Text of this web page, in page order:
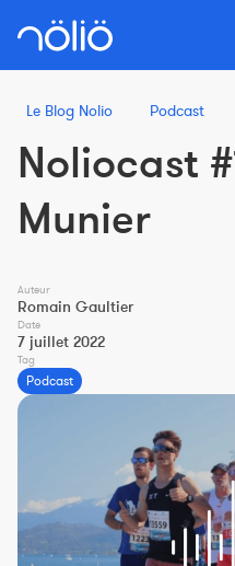
La plateforme pour tous
Entraîneurs
Clubs
Sportifs
Plus d'informations
Constructeur de séances
Sportif Premium
Le Blog Nolio Podcast
Noliocast
Munier
Auteur
Romain Gaultier
Date
7 juillet 2022
Tag
Podcast